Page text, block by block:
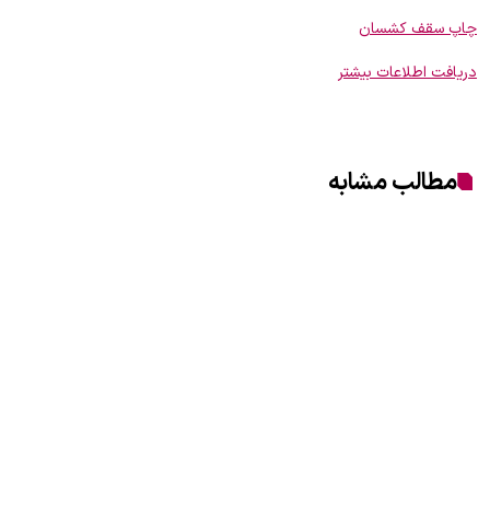
چاپ سقف کشسان
دریافت اطلاعات بیشتر
مطالب مشابه